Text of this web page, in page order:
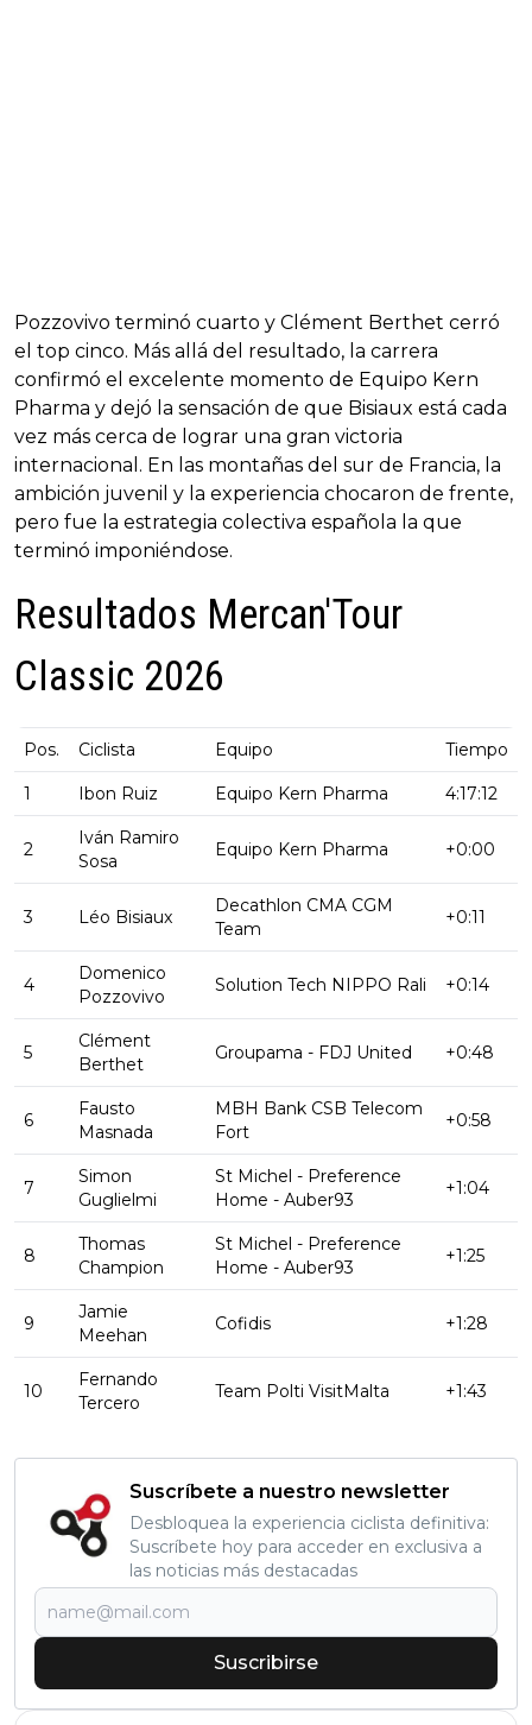
Pozzovivo terminó cuarto y Clément Berthet cerró
el top cinco. Más allá del resultado, la carrera
confirmó el excelente momento de Equipo Kern
Pharma y dejó la sensación de que Bisiaux está cada
vez más cerca de lograr una gran victoria
internacional. En las montañas del sur de Francia, la
ambición juvenil y la experiencia chocaron de frente,
pero fue la estrategia colectiva española la que
terminó imponiéndose.
Resultados Mercan'Tour
Classic 2026
Pos. Ciclista Equipo Tiempo
1 Ibon Ruiz Equipo Kern Pharma 4:17:12
2
Iván Ramiro
Sosa
Equipo Kern Pharma +0:00
3 Léo Bisiaux
Decathlon CMA CGM
Team
+0:11
4
Domenico
Pozzovivo
Solution Tech NIPPO Rali +0:14
5
Clément
Berthet
Groupama - FDJ United +0:48
6
Fausto
Masnada
MBH Bank CSB Telecom
Fort
+0:58
7
Simon
Guglielmi
St Michel - Preference
Home - Auber93
+1:04
8
Thomas
Champion
St Michel - Preference
Home - Auber93
+1:25
9
Jamie
Meehan
Cofidis +1:28
10
Fernando
Tercero
Team Polti VisitMalta +1:43
Suscríbete a nuestro newsletter
Desbloquea la experiencia ciclista definitiva:
Suscríbete hoy para acceder en exclusiva a
las noticias más destacadas
Suscribirse